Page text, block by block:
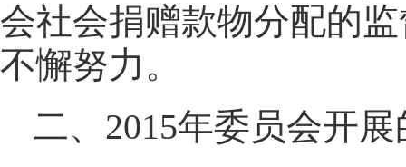
会社会捐赠款物分配的
不懈努力。
二、2015年委员会开